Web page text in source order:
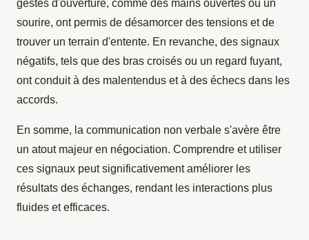
gestes d'ouverture, comme des mains ouvertes ou un
sourire, ont permis de désamorcer des tensions et de
trouver un terrain d'entente. En revanche, des signaux
négatifs, tels que des bras croisés ou un regard fuyant,
ont conduit à des malentendus et à des échecs dans les
accords.
En somme, la communication non verbale s'avère être
un atout majeur en négociation. Comprendre et utiliser
ces signaux peut significativement améliorer les
résultats des échanges, rendant les interactions plus
fluides et efficaces.